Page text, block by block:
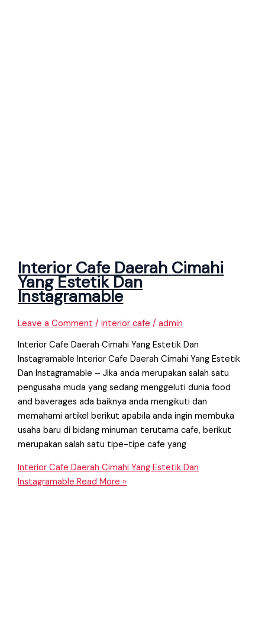
Interior Cafe Daerah Cimahi
Yang Estetik Dan
Instagramable
Leave a Comment /interior cafe /admin
Interior Cafe Daerah Cimahi Yang Estetik Dan
Instagramable Interior Cafe Daerah Cimahi Yang Estetik
Dan Instagramable – Jika anda merupakan salah satu
pengusaha muda yang sedang menggeluti dunia food
and baverages ada baiknya anda mengikuti dan
memahami artikel berikut apabila anda ingin membuka
usaha baru di bidang minuman terutama cafe, berikut
merupakan salah satu tipe-tipe cafe yang
Interior Cafe Daerah Cimahi Yang Estetik Dan
Instagramable Read More »